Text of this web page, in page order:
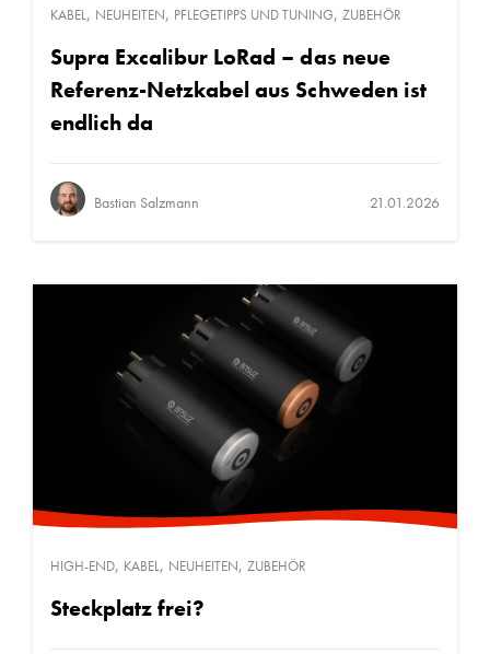
KABEL, NEUHEITEN, PFLEGETIPPS UND TUNING, ZUBEHÖR
Supra Excalibur LoRad – das neue
Referenz-Netzkabel aus Schweden ist
endlich da
Bastian Salzmann 21.01.2026
HIGH-END, KABEL, NEUHEITEN, ZUBEHÖR
Steckplatz frei?